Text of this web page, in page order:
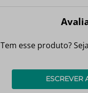
Tem esse produto?
ESCREVER